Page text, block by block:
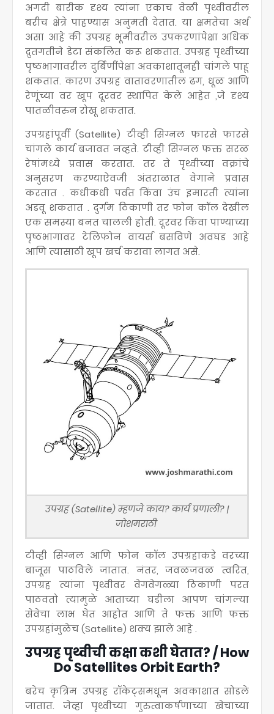
अगदी बारीक दृश्य त्यांना एकाच वेळी पृथ्वीवरील
बरीच क्षेत्रे पाहण्यास अनुमती देतात. या क्षमतेचा अर्थ
असा आहे की उपग्रह भूमीवरील उपकरणांपेक्षा अधिक
द्रुतगतीने डेटा संकलित करू शकतात. उपग्रह पृथ्वीच्या
पृष्ठभागावरील दुर्बिणींपेक्षा अवकाशातूनही चांगले पाहू
शकतात. कारण उपग्रह वातावरणातील ढग, धूळ आणि
रेणूंच्या वर खूप दूरवर स्थापित केले आहेत ,जे दृश्य
पातळीवरुन रोखू शकतात.
उपग्रहांपूर्वी (Satellite) टीव्ही सिग्नल फारसे फारसे
चांगले कार्य बजावत नव्हते. टीव्ही सिग्नल फक्त सरळ
रेषांमध्ये प्रवास करतात. तर ते पृथ्वीच्या वक्रांचे
अनुसरण करण्याऐवजी अंतराळात वेगाने प्रवास
करतात . कधीकधी पर्वत किंवा उंच इमारती त्यांना
अडवू शकतात . दुर्गम ठिकाणी तर फोन कॉल देखील
एक समस्या बनत चालली होती. दूरवर किंवा पाण्याच्या
पृष्ठभागावर टेलिफोन वायर्स बसविणे अवघड आहे
आणि त्यासाठी खूप खर्च करावा लागत असे.
उपग्रह (Satellite) म्हणजे काय? कार्य प्रणाली? |
जोशमराठी
टीव्ही सिग्नल आणि फोन कॉल उपग्रहाकडे वरच्या
बाजूस पाठविले जातात. नंतर, जवळजवळ त्वरित,
उपग्रह त्यांना पृथ्वीवर वेगवेगळ्या ठिकाणी परत
पाठवतो त्यामुळे आताच्या घडीला आपण चांगल्या
सेवेचा लाभ घेत आहोत आणि ते फक्त आणि फक्त
उपग्रहांमुळेच (Satellite) शक्य झाले आहे .
उपग्रह पृथ्वीची कक्षा कशी घेतात? / How
Do Satellites Orbit Earth?
बरेच कृत्रिम उपग्रह रॉकेट्समधून अवकाशात सोडले
जातात. जेव्हा पृथ्वीच्या गुरुत्वाकर्षणाच्या खेचाच्या